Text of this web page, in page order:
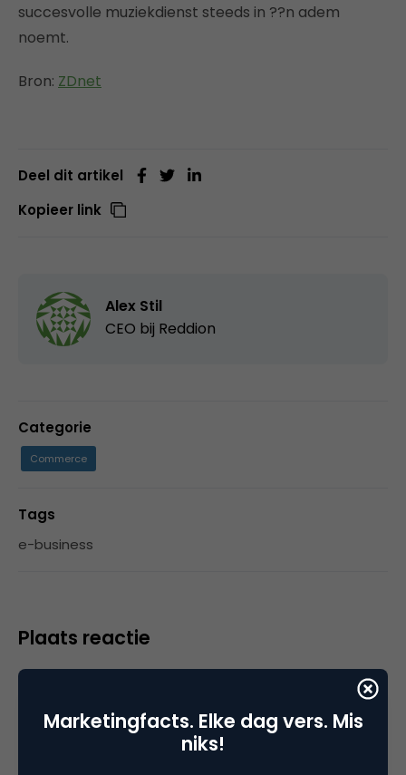
succesvolle muziekdienst steeds in ??n adem
noemt.
Bron: ZDnet
Deel dit artikel
Kopieer link
Alex Stil
CEO bij Reddion
Categorie
Commerce
Tags
e-business
Plaats reactie
Je moet
Marketingfacts. Elke dag vers. Mis
niks!